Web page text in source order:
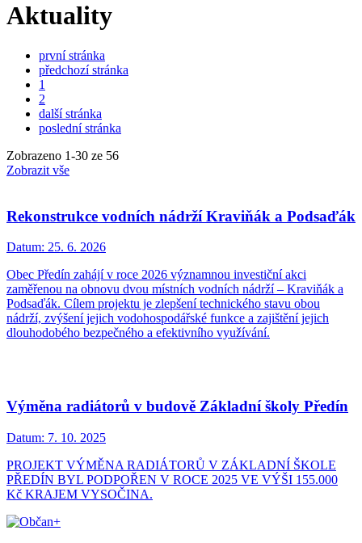
Aktuality
první stránka
předchozí stránka
1
2
další stránka
poslední stránka
Zobrazeno 1-30 ze 56
Zobrazit vše
Rekonstrukce vodních nádrží Kraviňák a Podsaďák
Datum: 25. 6. 2026
Obec Předín zahájí v roce 2026 významnou investiční akci
zaměřenou na obnovu dvou místních vodních nádrží – Kraviňák a
Podsaďák. Cílem projektu je zlepšení technického stavu obou
nádrží, zvýšení jejich vodohospodářské funkce a zajištění jejich
dlouhodobého bezpečného a efektivního využívání.
Výměna radiátorů v budově Základní školy Předín
Datum: 7. 10. 2025
PROJEKT VÝMĚNA RADIÁTORŮ V ZÁKLADNÍ ŠKOLE
PŘEDÍN BYL PODPOŘEN V ROCE 2025 VE VÝŠI 155.000
Kč KRAJEM VYSOČINA.